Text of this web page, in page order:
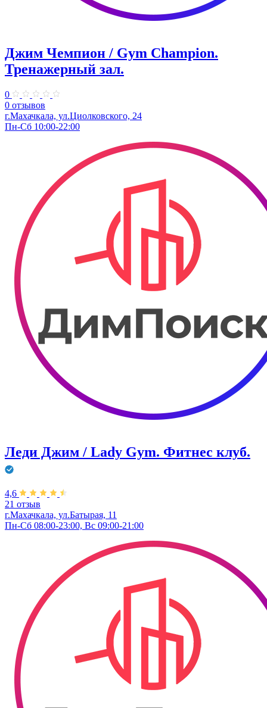
Джим Чемпион / Gym Champion.
Тренажерный зал.
0
0 отзывов
г.Махачкала​, ул.Циолковского, 24
Пн-Сб 10:00-22:00
Леди Джим / Lady Gym. Фитнес клуб.
4,6
21 отзыв
г.Махачкала, ул.Батырая, 11
Пн-Сб 08:00-23:00, Вс 09:00-21:00